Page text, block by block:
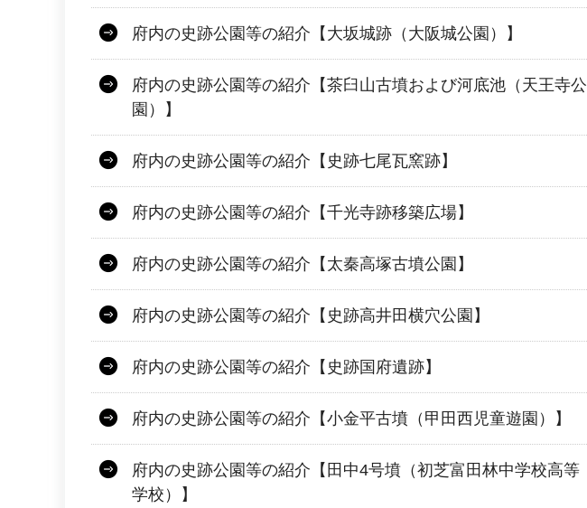
府内の史跡公園等の紹介【大坂城跡（大阪城公園）】
府内の史跡公園等の紹介【茶臼山古墳および河底池（天王寺公
園）】
府内の史跡公園等の紹介【史跡七尾瓦窯跡】
府内の史跡公園等の紹介【千光寺跡移築広場】
府内の史跡公園等の紹介【太秦高塚古墳公園】
府内の史跡公園等の紹介【史跡高井田横穴公園】
府内の史跡公園等の紹介【史跡国府遺跡】
府内の史跡公園等の紹介【小金平古墳（甲田西児童遊園）】
府内の史跡公園等の紹介【田中4号墳（初芝富田林中学校高等
学校）】